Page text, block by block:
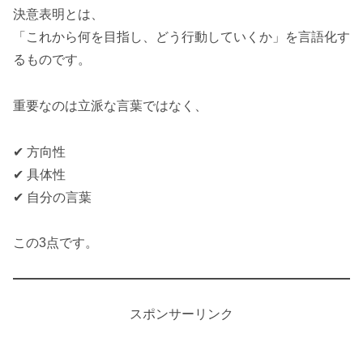
決意表明とは、
「これから何を目指し、どう行動していくか」を言語化す
るものです。
重要なのは立派な言葉ではなく、
✔ 方向性
✔ 具体性
✔ 自分の言葉
この3点です。
スポンサーリンク